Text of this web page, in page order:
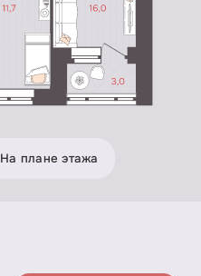
На плане этажа